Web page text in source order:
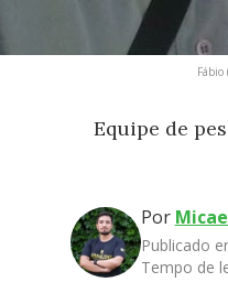
Equipe de
Por
Publicado
Tempo de